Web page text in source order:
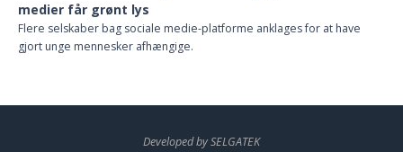
medier får grønt lys
Flere selskaber bag sociale medie-platforme anklages for at have
gjort unge mennesker afhængige.
Developed by SELGATEK